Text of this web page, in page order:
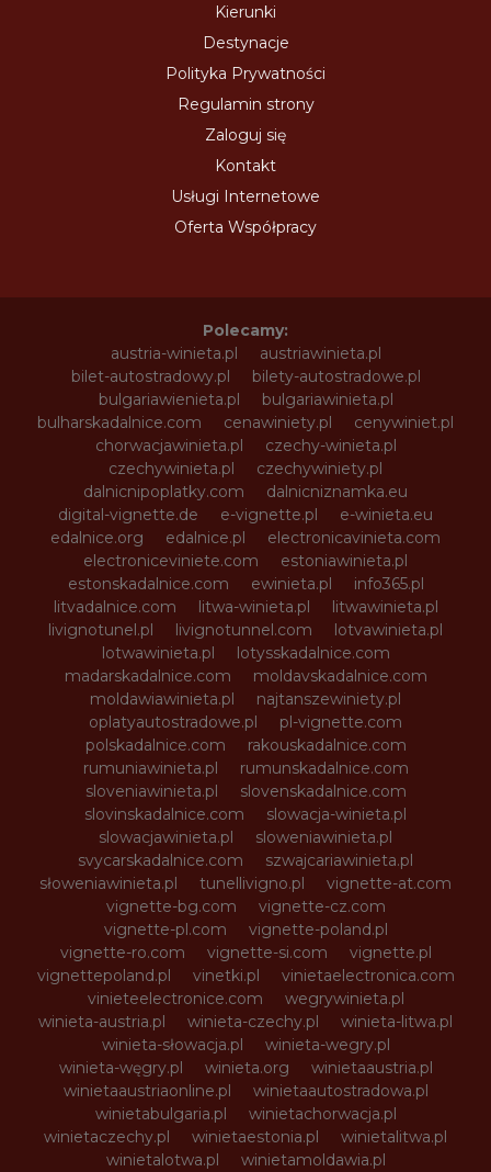
Kierunki
Destynacje
Polityka Prywatności
Regulamin strony
Zaloguj się
Kontakt
Usługi Internetowe
Oferta Współpracy
Polecamy:
austria-winieta.pl
austriawinieta.pl
bilet-autostradowy.pl
bilety-autostradowe.pl
bulgariawienieta.pl
bulgariawinieta.pl
bulharskadalnice.com
cenawiniety.pl
cenywiniet.pl
chorwacjawinieta.pl
czechy-winieta.pl
czechywinieta.pl
czechywiniety.pl
dalnicnipoplatky.com
dalnicniznamka.eu
digital-vignette.de
e-vignette.pl
e-winieta.eu
edalnice.org
edalnice.pl
electronicavinieta.com
electroniceviniete.com
estoniawinieta.pl
estonskadalnice.com
ewinieta.pl
info365.pl
litvadalnice.com
litwa-winieta.pl
litwawinieta.pl
livignotunel.pl
livignotunnel.com
lotvawinieta.pl
lotwawinieta.pl
lotysskadalnice.com
madarskadalnice.com
moldavskadalnice.com
moldawiawinieta.pl
najtanszewiniety.pl
oplatyautostradowe.pl
pl-vignette.com
polskadalnice.com
rakouskadalnice.com
rumuniawinieta.pl
rumunskadalnice.com
sloveniawinieta.pl
slovenskadalnice.com
slovinskadalnice.com
slowacja-winieta.pl
slowacjawinieta.pl
sloweniawinieta.pl
svycarskadalnice.com
szwajcariawinieta.pl
słoweniawinieta.pl
tunellivigno.pl
vignette-at.com
vignette-bg.com
vignette-cz.com
vignette-pl.com
vignette-poland.pl
vignette-ro.com
vignette-si.com
vignette.pl
vignettepoland.pl
vinetki.pl
vinietaelectronica.com
vinieteelectronice.com
wegrywinieta.pl
winieta-austria.pl
winieta-czechy.pl
winieta-litwa.pl
winieta-słowacja.pl
winieta-wegry.pl
winieta-węgry.pl
winieta.org
winietaaustria.pl
winietaaustriaonline.pl
winietaautostradowa.pl
winietabulgaria.pl
winietachorwacja.pl
winietaczechy.pl
winietaestonia.pl
winietalitwa.pl
winietalotwa.pl
winietamoldawia.pl